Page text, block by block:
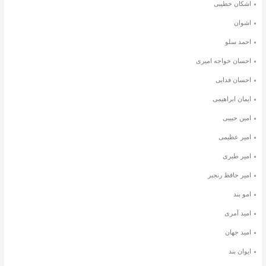
اشکان خطیبی
اشوان
احمد سلو
احسان خواجه امیری
احسان فدایی
ایمان ابراهیمی
امین حبیبی
امیر عظیمی
امیر طبری
امیر حافظ رنجبر
امو بند
امید آمری
امید جهان
ایوان بند